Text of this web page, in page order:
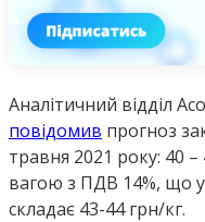
Аналітичний відділ
повідомив прогноз
травня 2021 року: 40
вагою з ПДВ 14%, що
складає 43-44 грн/кг.